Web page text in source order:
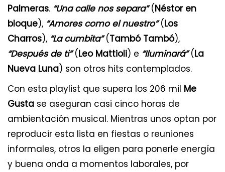
Palmeras. “Una calle nos separa”(Néstor en
bloque), “Amores como el nuestro”(Los
Charros), “La cumbita”(Tambó Tambó),
“Después de ti”(Leo Mattioli) e “Iluminará”(La
Nueva Luna) son otros hits contemplados.
Con esta playlist que supera los 206 mil Me
Gusta se aseguran casi cinco horas de
ambientación musical. Mientras unos optan por
reproducir esta lista en fiestas o reuniones
informales, otros la eligen para ponerle energía
y buena onda a momentos laborales, por